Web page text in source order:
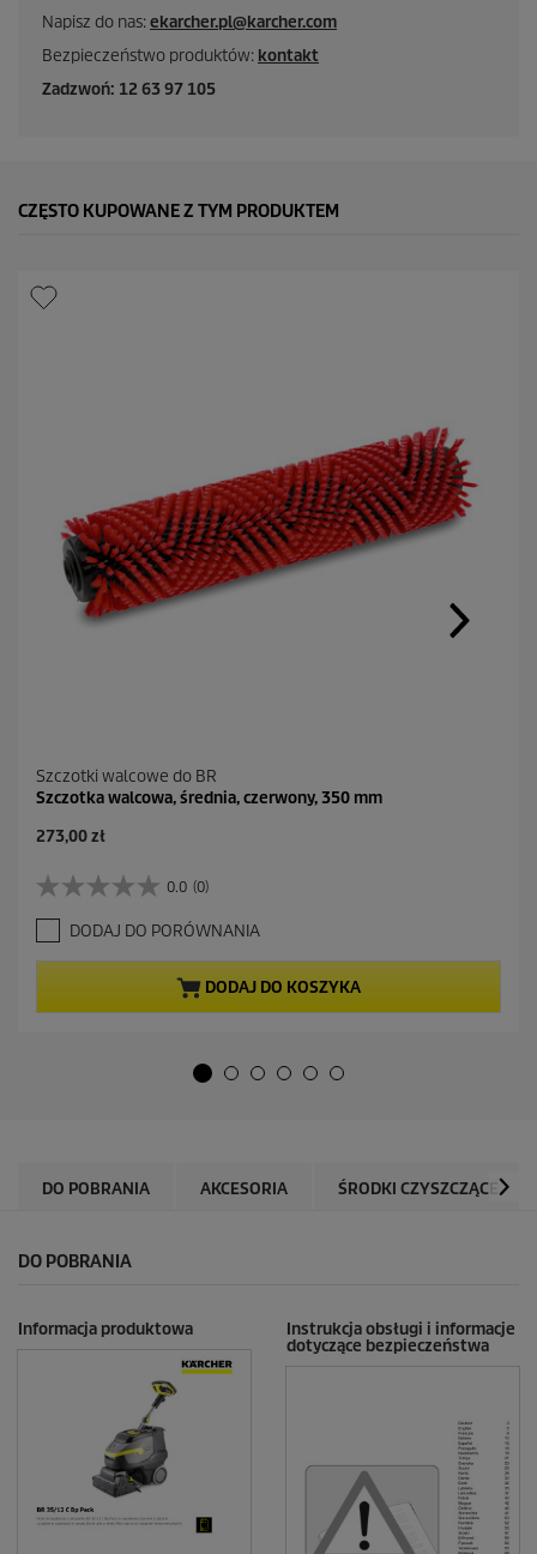
Napisz do nas:ekarcher.pl@karcher.com
Bezpieczeństwo produktów: kontakt
Zadzwoń: 12 63 97 105
CZĘSTO KUPOWANE Z TYM PRODUKTEM
Szczotki walcowe do BR
Szczotka walcowa, średnia, czerwony, 350 mm
A
t
u
a
l
n
c
273,00 zł
0.0 (0)
0
.
0
n
DODAJ DO PORÓWNANIA
DODAJ DO KOSZYKA
DO POBRANIA AKCESORIA ŚRODKI CZYSZCZĄCE
DO POBRANIA
Informacja produktowa
Instrukcja obsługi i informacje
dotyczące bezpieczeństwa